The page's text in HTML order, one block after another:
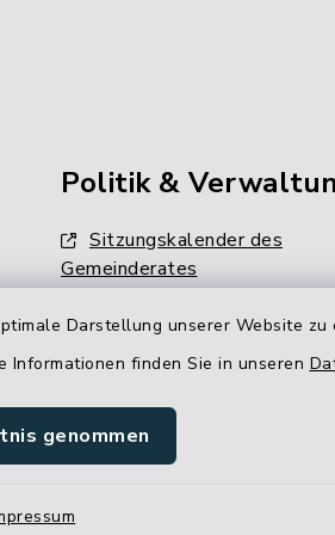
Darstellung unserer Website
finden Sie in unseren
genommen
Politik &
Sitzungskalender des
Gemeinderates
Unsere
Stellenangebote